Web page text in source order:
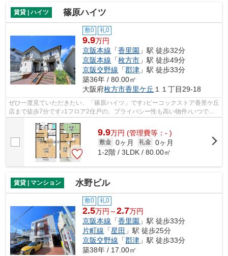
賃貸 | ハイツ 篠原ハイツ
敷0 礼0
9.9万円
京阪本線 「香里園 」駅 徒歩32分
京阪本線 「枚方市 」駅 徒歩49分
京阪交野線 「郡津 」駅 徒歩33分
築36年 / 80.00㎡
大阪府枚方市香里ケ丘 １１丁目29-18
ぜひ一度見ていただきたい、「篠原ハイツ」です♪ピーコックストア香里ケ丘
店まで徒歩7分です♪1フロア2住戸の、プライバシー性も高い物件♪いつでも
9.9万円 (管理費等：- )
敷金 0ヶ月 礼金 0ヶ月
1-2階 / 3LDK / 80.00㎡
賃貸 | マンション 水野ビル
敷0 礼0
2.5万円～2.7万円
京阪本線 「香里園 」駅 徒歩33分
片町線 「星田 」駅 徒歩25分
京阪交野線 「郡津 」駅 徒歩33分
築38年 / 17.00㎡